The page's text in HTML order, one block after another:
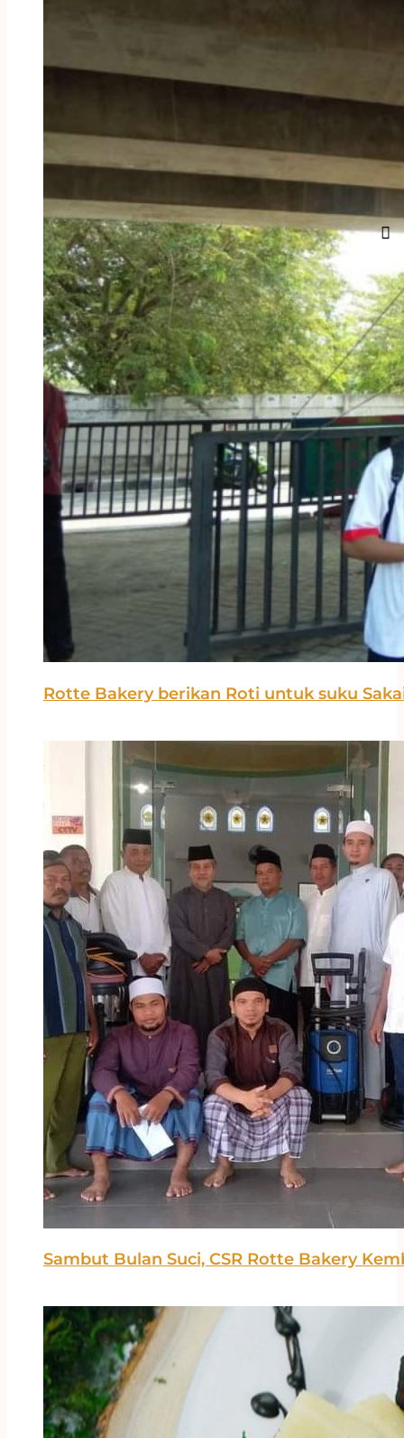
Rotte Bakery berikan Roti untuk suku
Sambut Bulan Suci, CSR Rotte Bakery